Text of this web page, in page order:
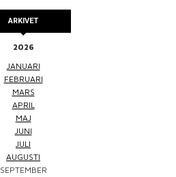
ARKIVET
2026
JANUARI
FEBRUARI
MARS
APRIL
MAJ
JUNI
JULI
AUGUSTI
SEPTEMBER